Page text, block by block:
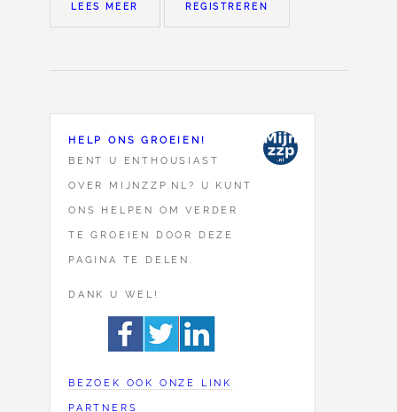
LEES MEER REGISTREREN
HELP ONS GROEIEN!
BENT U ENTHOUSIAST
OVER MIJNZZP.NL? U KUNT
ONS HELPEN OM VERDER
TE GROEIEN DOOR DEZE
PAGINA TE DELEN.
DANK U WEL!
BEZOEK OOK ONZE LINK
PARTNERS